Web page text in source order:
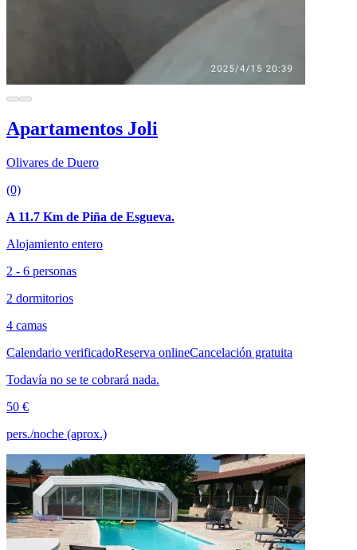
Apartamentos Joli
Olivares de Duero
(0)
A 11.7 Km de Piña de Esgueva.
Alojamiento entero
2 - 6 personas
2 dormitorios
4 camas
Calendario verificadoReserva onlineCancelación gratuita
Todavía no se te cobrará nada.
50 €
pers./noche (aprox.)